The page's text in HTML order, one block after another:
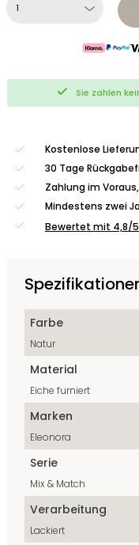
Sie zahlen
Kostenlose
30 Tage
Zahlung im
Mindestens zwei
Bewertet mit 4,8/5
Farbe
Natur
Material
Eiche furniert
Marken
Eleonora
Serie
Mix & Match
Verarbeitung
Lackiert